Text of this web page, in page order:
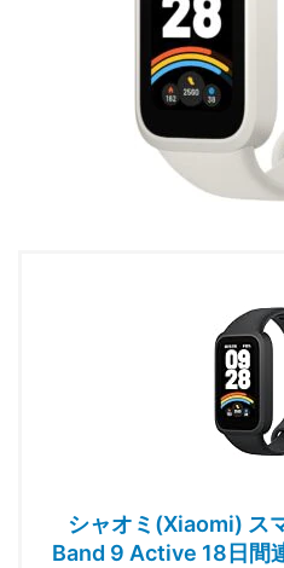
シャオミ(Xiaomi) ス
Band 9 Active 18日間